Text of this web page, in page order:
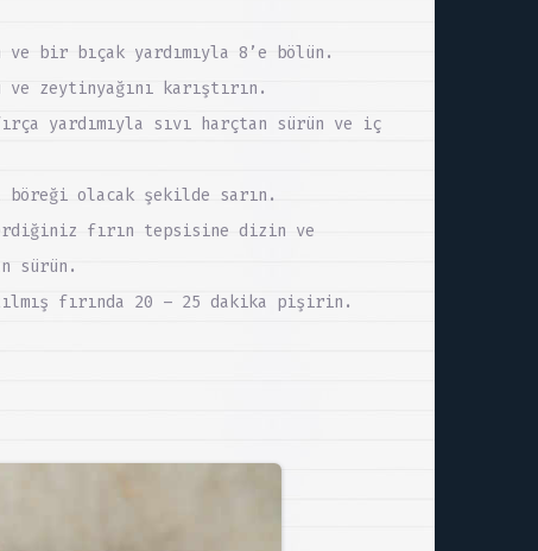
ve bir bıçak yardımıyla 8’e bölün.
ve zeytinyağını karıştırın.
yardımıyla sıvı harçtan sürün ve iç
böreği olacak şekilde sarın.
fırın tepsisine dizin ve
sürün.
fırında 20 – 25 dakika pişirin.